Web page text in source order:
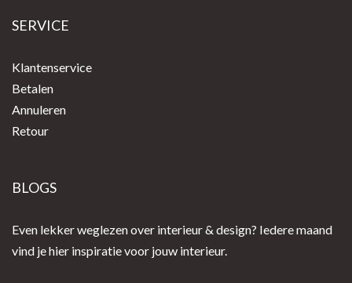
SERVICE
Klantenservice
Betalen
Annuleren
Retour
BLOGS
Even lekker weglezen over interieur & design? Iedere maand
vind je hier inspiratie voor jouw interieur.